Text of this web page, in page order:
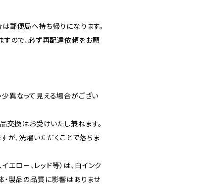
郵便局へ持ち帰りになります。
ので、必ず再配達依頼をお願
異なって見える場合がござい
交換はお受けいたし兼ねます。
が、洗濯いただくことで落ちま
エロー、レッド等）は、白インク
・製品の品質に影響はありませ